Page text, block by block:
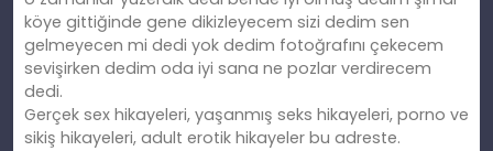
köye gittiğinde gene dikizleyecem sizi dedim sen
gelmeyecen mi dedi yok dedim fotoğrafını çekecem
sevişirken dedim oda iyi sana ne pozlar verdirecem
dedi.
Gerçek sex hikayeleri, yaşanmış seks hikayeleri, porno ve
sikiş hikayeleri, adult erotik hikayeler bu adreste.